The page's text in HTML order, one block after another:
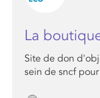
La
Site de don
sein de sncf